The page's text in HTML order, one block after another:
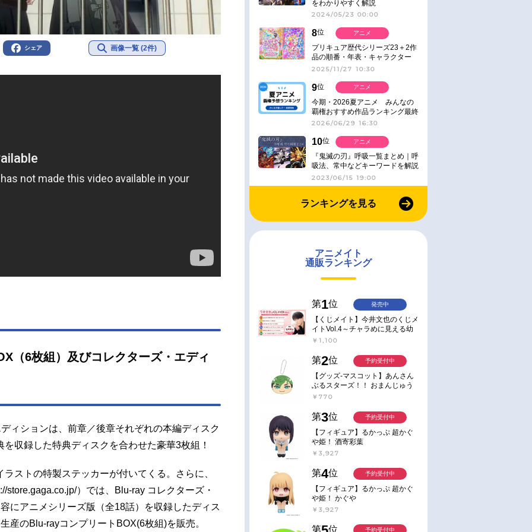
シェア 画像一覧 (2件)
（6枚組）及びコレクターズ・エディ
ィションは、前章／後章それぞれの本編ディスク
収録した特典ディスクを合わせた豪華3枚組！
ストの特製ステッカーが付いてくる。さらに、
）では、Blu-ray コレクターズ・
にアニメシリーズ版（全18話）を収録したディス
産のBlu-rayコンプリートBOX(6枚組)を販売。
をわかりやすく解説
2024/05/23 00:00
8位
プリキュア歴代シリーズ23＋2作
品の順番・年表・キャラクター
【2025年版】
2025/11/27 10:30
アニメ
9位
今期・2026夏アニメ みんなの
覇権おすすめ作品ランキング最終
結果発表！
2026/06/29 16:30
アニメ
10位
『鬼滅の刃』呼吸一覧まとめ｜呼
吸法、常中などキーワードを解説
2023/06/15 19:00
アニメ
ランキングを見る
アニメイト
通販ランキング
第1位
【くじメイト】今井文也のくじメ
イトVol.4～チャラめに見える幼
馴染、実は一途で独占欲が強いん
￥1,100
発売中
第2位
【グッズ-マスコット】あんさん
ぶるスターズ！！ おまんじゅう
にぎにぎマスコット ねくすと2
￥770
予約受付中
第3位
【フィギュア】るかっぷ 超かぐ
や姫！ 酒寄彩葉
￥3,927
予約受付中
第4位
【フィギュア】るかっぷ 超かぐ
や姫！ かぐや
￥3,927
予約受付中
第 位 予約受付中